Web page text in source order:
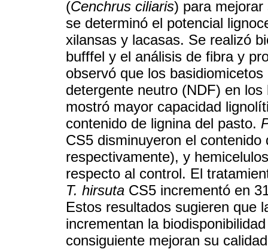
(Cenchrus ciliaris) para
se determinó el potencial
xilansas y lacasas. Se realizó
bufffel y el análisis de fibra y
observó que los
detergente neutro (NDF) en
mostró mayor capacidad
contenido de lignina del pasto.
CS5 disminuyeron el
respectivamente), y
respecto al control. El
T. hirsuta CS5 incrementó en
Estos resultados sugieren que
incrementan la
consiguiente mejoran su